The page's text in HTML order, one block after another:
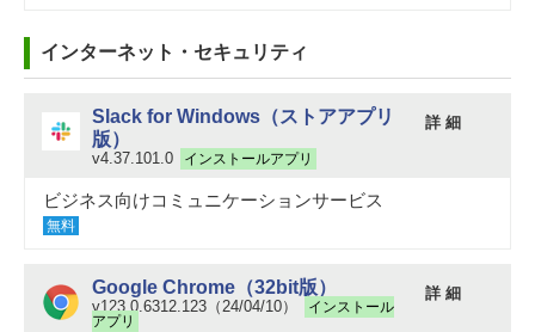
インターネット・セキュリティ
Slack for Windows（ストアアプリ
版）
v4.37.101.0 インストールアプリ
詳 細
ビジネス向けコミュニケーションサービス
無料
Google Chrome（32bit版）
v123.0.6312.123（24/04/10）
インストール
アプリ
詳 細